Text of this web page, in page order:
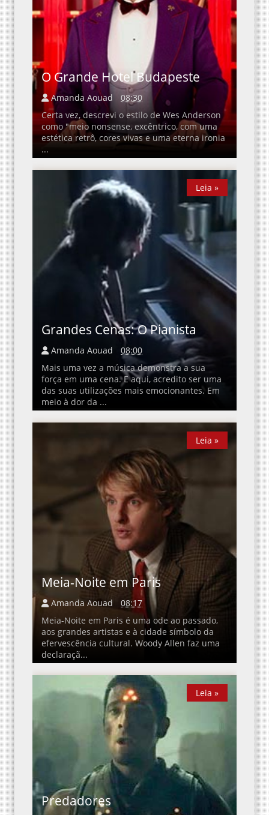
O Grande Hotel Budapeste
Amanda Aouad
08:30
Certa vez, descrevi o estilo de Wes Anderson
como "meio nonsense, excêntrico, com uma
estética retrô, cores vivas e uma eterna ironia
...
Grandes Cenas: O Pianista
Amanda Aouad
08:00
Mais uma vez a música demonstra a sua
força em uma cena. E aqui, acredito ser uma
das suas utilizações mais emocionantes. Em
meio à dor da ...
Leia »
Leia »
Meia-Noite em Paris
Amanda Aouad
08:17
Meia-Noite em Paris é uma ode ao passado,
aos grandes artistas e à cidade símbolo da
efervescência cultural. Woody Allen faz uma
declaraçã...
Leia »
Leia »
Predadores
Leia »
Leia »